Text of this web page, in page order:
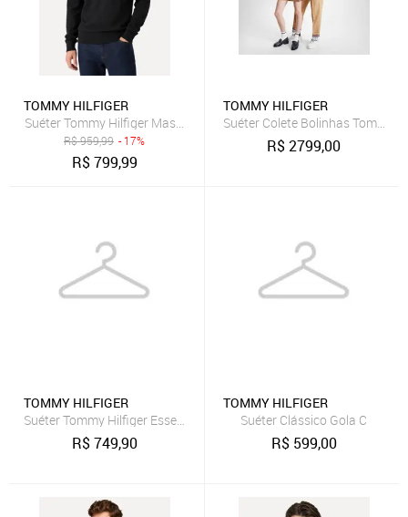
TOMMY HILFIGER
Suéter Tommy Hilfiger Masculino Essential Cotton Half Zip Mock
R$959,99 - 17%
R$799,99
TOMMY HILFIGER
Suéter Colete Bolinhas Tommy
R$2799,00
TOMMY HILFIGER
Suéter Tommy Hilfiger Essential Structure Crew Neck Rosa
R$749,90
TOMMY HILFIGER
Suéter Clássico Gola C
R$ 599,00